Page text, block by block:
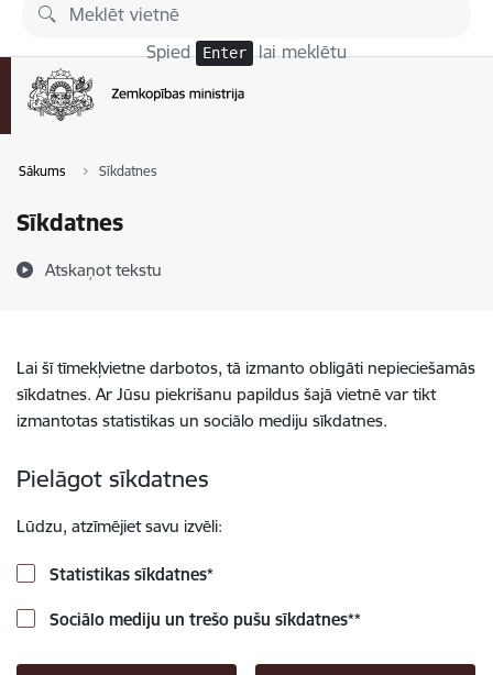
Pāriet uz lapas saturu
Spied Enter lai meklētu
Sākums Sīkdatnes
Sīkdatnes
Atskaņot tekstu
Lai šī tīmekļvietne darbotos, tā izmanto obligāti nepieciešamās
sīkdatnes. Ar Jūsu piekrišanu papildus šajā vietnē var tikt
izmantotas statistikas un sociālo mediju sīkdatnes.
Pielāgot sīkdatnes
Lūdzu, atzīmējiet savu izvēli:
Statistikas sīkdatnes*
Sociālo mediju un trešo pušu sīkdatnes**